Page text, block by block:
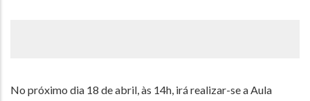
No próximo dia 18 de abril, às 14h, irá realizar-se a Aula